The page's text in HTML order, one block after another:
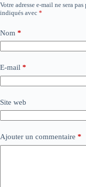
Votre adresse e-mail ne sera pas
indiqués avec *
Nom *
E-mail *
Site web
Ajouter un commentaire *